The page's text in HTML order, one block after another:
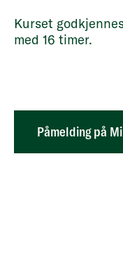
Kurset
med 16 timer.
Logg inn på Min
Påmelding på